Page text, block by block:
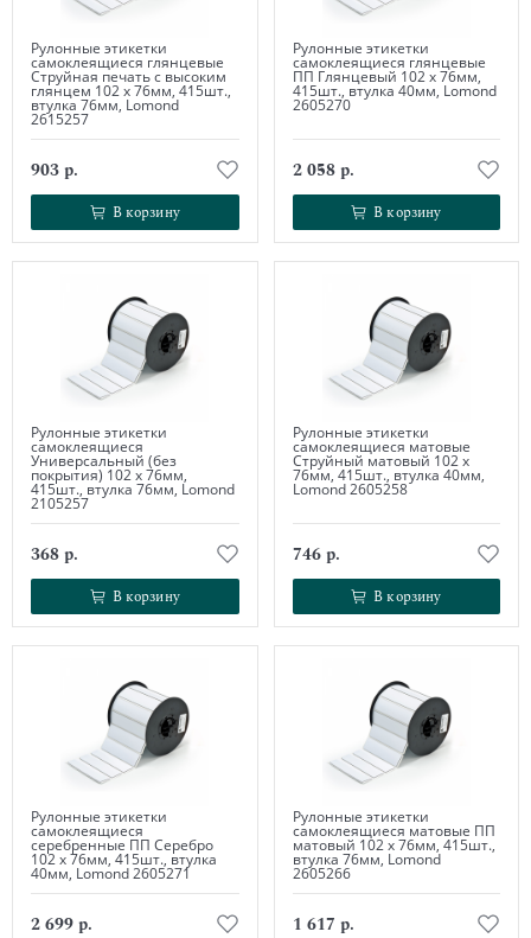
Рулонные этикетки
самоклеящиеся глянцевые
Струйная печать с высоким
глянцем 102 х 76мм, 415шт.,
втулка 76мм, Lomond
2615257
903 р.
В корзину
В корзину
Рулонные этикетки
самоклеящиеся глянцевые
ПП Глянцевый 102 х 76мм,
415шт., втулка 40мм, Lomond
2605270
2 058 р.
В корзину
В корзину
Рулонные этикетки
самоклеящиеся
Универсальный (без
покрытия) 102 х 76мм,
415шт., втулка 76мм, Lomond
2105257
368 р.
В корзину
В корзину
Рулонные этикетки
самоклеящиеся матовые
Струйный матовый 102 х
76мм, 415шт., втулка 40мм,
Lomond 2605258
746 р.
В корзину
В корзину
Рулонные этикетки
самоклеящиеся
серебренные ПП Серебро
102 х 76мм, 415шт., втулка
40мм, Lomond 2605271
2 699 р.
Рулонные этикетки
самоклеящиеся матовые ПП
матовый 102 х 76мм, 415шт.,
втулка 76мм, Lomond
2605266
1 617 р.